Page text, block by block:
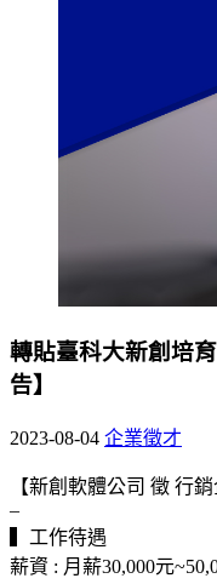
轉貼臺科大新創培
告】
2023-08-04 企業徵才
【新創軟體公司 徵 行銷
–
▍工作待遇
薪資 : 月薪30,000元